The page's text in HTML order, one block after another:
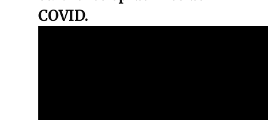
COVID.